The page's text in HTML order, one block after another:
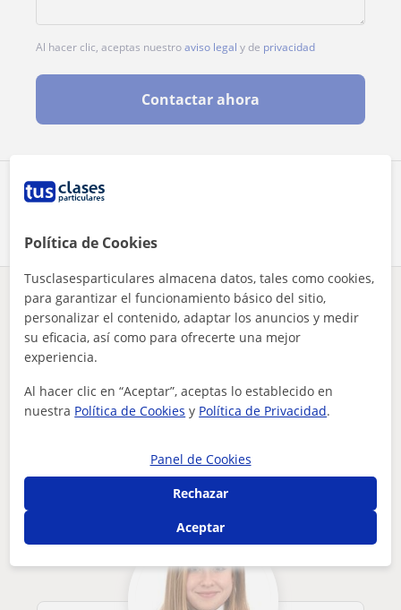
Comparte a este profesor
Al hacer clic, aceptas nuestroaviso legal y de privacidad
Contactar ahora
¿Hay algún error en este perfil?Cuéntanos
Tus clases particulares
Torremolinos
Otros profesores de Problemas de
Política de Cookies
Tusclasesparticulares almacena datos, tales como cookies,
para garantizar el funcionamiento básico del sitio,
personalizar el contenido, adaptar los anuncios y medir
su eficacia, así como para ofrecerte una mejor
experiencia.
Al hacer clic en “Aceptar”, aceptas lo establecido en
nuestra Política de Cookies y Política de Privacidad.
Panel de Cookies
Rechazar
Aceptar